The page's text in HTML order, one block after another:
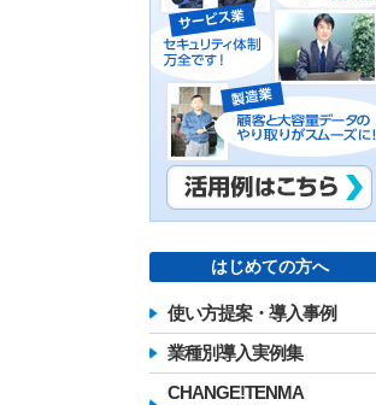
はじめての方へ
使い方提案・導入事例
業種別導入実例集
CHANGE!TENMA